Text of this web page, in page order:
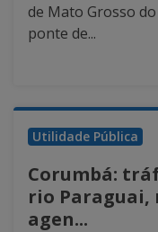
de Mato Grosso
ponte de...
Utilidade Pública
Corumbá:
rio Paraguai,
agen...